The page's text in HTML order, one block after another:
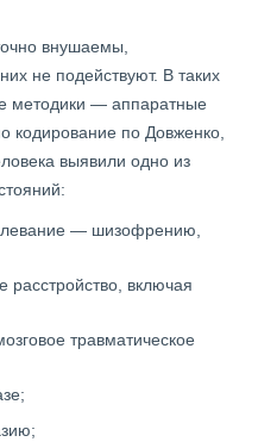
внушаемы,
не подействуют. В таких
методики — аппаратные
кодирование по Довженко,
выявили одно из
— шизофрению,
расстройство, включая
травматическое